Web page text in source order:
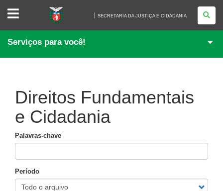
SECRETARIA
JUSTIÇA
E
CIDADANIA
SECRETARIA DA JUSTIÇA E CIDADANIA
Serviços para você!
Direitos Fundamentais
e Cidadania
Palavras-chave
Período